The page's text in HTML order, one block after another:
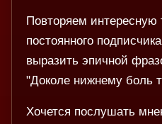
Повторяем интересную
постоянного
выразить эпичной
"Доколе нижнему боль
Хочется послушать